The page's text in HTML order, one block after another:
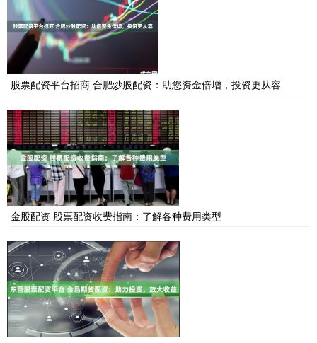
股票配资平台招商 合肥炒股配资：助您资金倍增，投资更从容
金股配资 股票配资收费指南：了解各种费用类型